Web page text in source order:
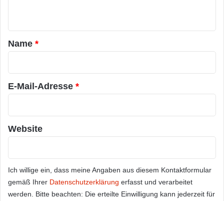
a
r
*
Name *
E-Mail-Adresse *
Website
Ich willige ein, dass meine Angaben aus diesem Kontaktformular
gemäß Ihrer Datenschutzerklärung erfasst und verarbeitet
werden. Bitte beachten: Die erteilte Einwilligung kann jederzeit für